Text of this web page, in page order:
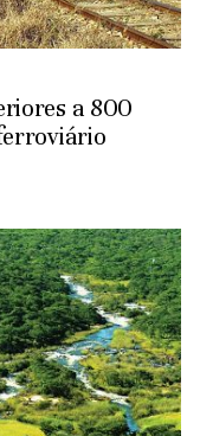
a 800